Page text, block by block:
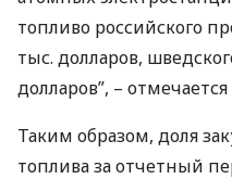
топливо российского
тыс. долларов,
долларов”, –
Таким образом, доля
топлива за отчетный